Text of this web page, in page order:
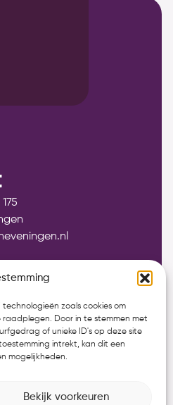
zoals cookies om
Door in te stemmen met
of unieke ID's op deze site
intrekt, kan dit een
mogelijkheden.
Bekijk voorkeuren